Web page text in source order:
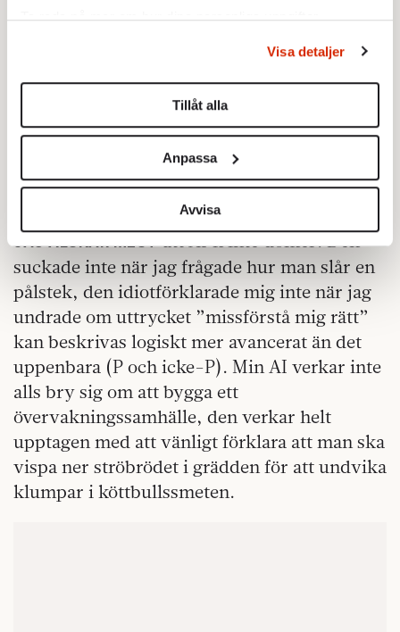
Ta reda på mer om hur dina personliga uppgifter
Du kan ändra eller dra tillbaka ditt samtycke när som
helst från cookie-förklaringen.
Vi använder enhetsidentifierare för att anpassa innehållet
för sociala medier och analysera vår trafik. Vi
vidarebefordrar även sådana identifierare och annan
information från din enhet till de sociala medier och
annons- och analysföretag som vi samarbetar med.
Dessa kan i sin tur kombinera informationen med annan
information som du har tillhandahållit eller som de har
samlat in när du har använt deras tjänster.
Om du vill läsa mer om hur vi hanterar personuppgifter
kan du göra dethär.
Visa detaljer
Tillåt alla
Anpassa
Avvisa
Vi flyttar målstolparna av chauvinism och
eftersom det är smärtsamt att inse hur
utbytbara våra mest pretentiösa sidor är. Och
hur hjälplösa vi är. Våra (eller mina då, ta en
titt på dina egna) vardagliga prompts är en
skön spegel av universell förvirring och av
samarbete — människan och maskin!
JAG ÄLSKAR MESTatt AI:n inte dömer. Den
suckade inte när jag frågade hur man slår en
pålstek, den idiotförklarade mig inte när jag
undrade om uttrycket ”missförstå mig rätt”
kan beskrivas logiskt mer avancerat än det
uppenbara (P och icke-P). Min AI verkar inte
alls bry sig om att bygga ett
övervakningssamhälle, den verkar helt
upptagen med att vänligt förklara att man ska
vispa ner ströbrödet i grädden för att undvika
klumpar i köttbullssmeten.